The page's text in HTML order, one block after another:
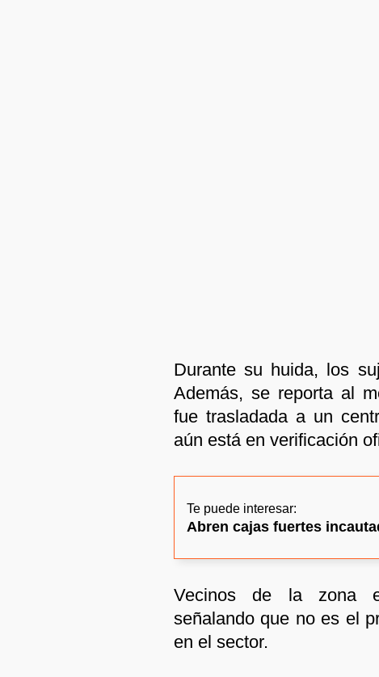
Durante su huida, los
Además, se reporta al
fue trasladada a un
aún está en verificación
Te puede interesar:
Abren cajas fuertes
Vecinos de la zona
señalando que no es el
en el sector.